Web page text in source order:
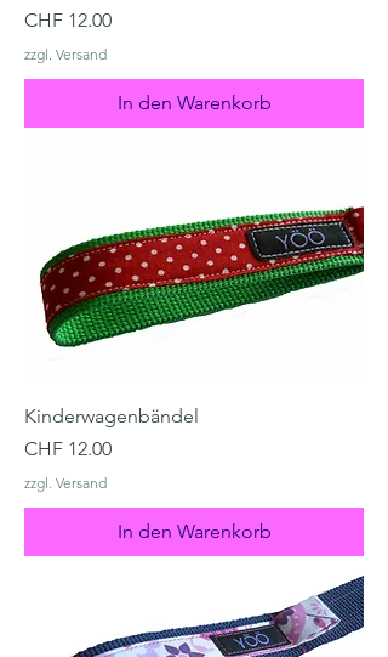
Preis
CHF 12.00
zzgl. Versand
In den Warenkorb
Kinderwagenbändel
Preis
CHF 12.00
zzgl. Versand
In den Warenkorb